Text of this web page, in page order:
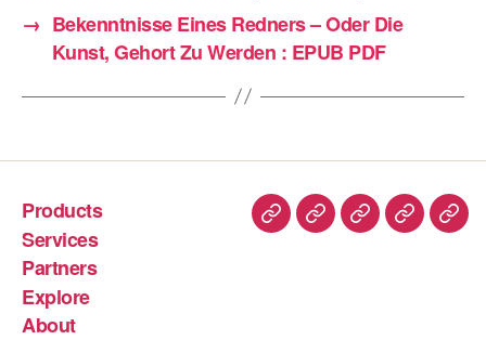
→ Bekenntnisse Eines Redners – Oder Die
Kunst, Gehort Zu Werden : EPUB PDF
Products
Services
Partners
Explore
About